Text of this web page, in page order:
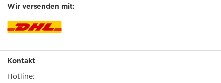
Wir versenden mit:
Kontakt
Hotline: